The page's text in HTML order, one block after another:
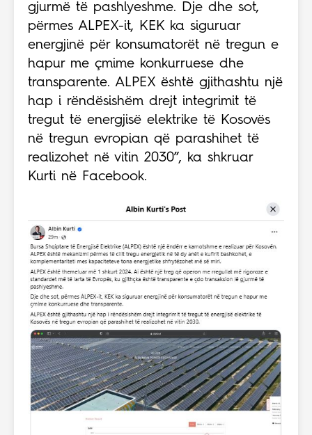
gjurmë të pashlyeshme. Dje dhe sot,
përmes ALPEX-it, KEK ka siguruar
energjinë për konsumatorët në tregun e
hapur me çmime konkurruese dhe
transparente. ALPEX është gjithashtu një
hap i rëndësishëm drejt integrimit të
tregut të energjisë elektrike të Kosovës
në tregun evropian që parashihet të
realizohet në vitin 2030”, ka shkruar
Kurti në Facebook.